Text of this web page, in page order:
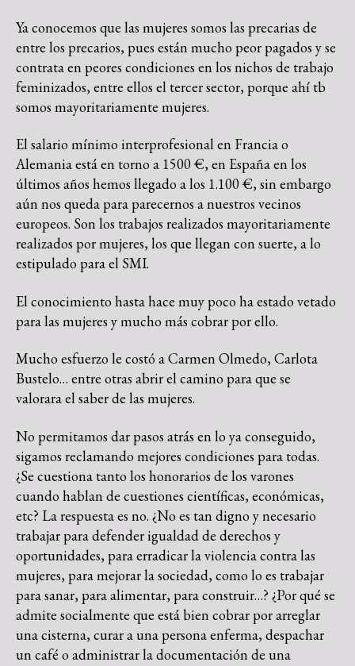
Ya conocemos que las mujeres somos las precarias de
entre los precarios, pues están mucho peor pagados y se
contrata en peores condiciones en los nichos de trabajo
feminizados, entre ellos el tercer sector, porque ahí tb
somos mayoritariamente mujeres.
El salario mínimo interprofesional en Francia o
Alemania está en torno a 1500 €, en España en los
últimos años hemos llegado a los 1.100 €, sin embargo
aún nos queda para parecernos a nuestros vecinos
europeos. Son los trabajos realizados mayoritariamente
realizados por mujeres, los que llegan con suerte, a lo
estipulado para el SMI.
El conocimiento hasta hace muy poco ha estado vetado
para las mujeres y mucho más cobrar por ello.
Mucho esfuerzo le costó a Carmen Olmedo, Carlota
Bustelo… entre otras abrir el camino para que se
valorara el saber de las mujeres.
No permitamos dar pasos atrás en lo ya conseguido,
sigamos reclamando mejores condiciones para todas.
¿Se cuestiona tanto los honorarios de los varones
cuando hablan de cuestiones científicas, económicas,
etc? La respuesta es no. ¿No es tan digno y necesario
trabajar para defender igualdad de derechos y
oportunidades, para erradicar la violencia contra las
mujeres, para mejorar la sociedad, como lo es trabajar
para sanar, para alimentar, para construir…? ¿Por qué se
admite socialmente que está bien cobrar por arreglar
una cisterna, curar a una persona enferma, despachar
un café o administrar la documentación de una